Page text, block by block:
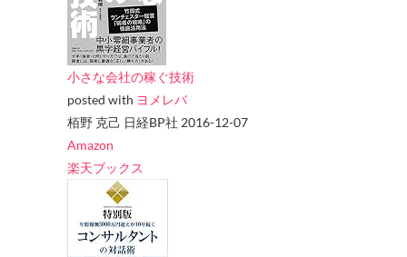
小さな会社の稼ぐ技術
posted with ヨメレバ
栢野 克己 日経BP社 2016-12-07
Amazon
楽天ブックス